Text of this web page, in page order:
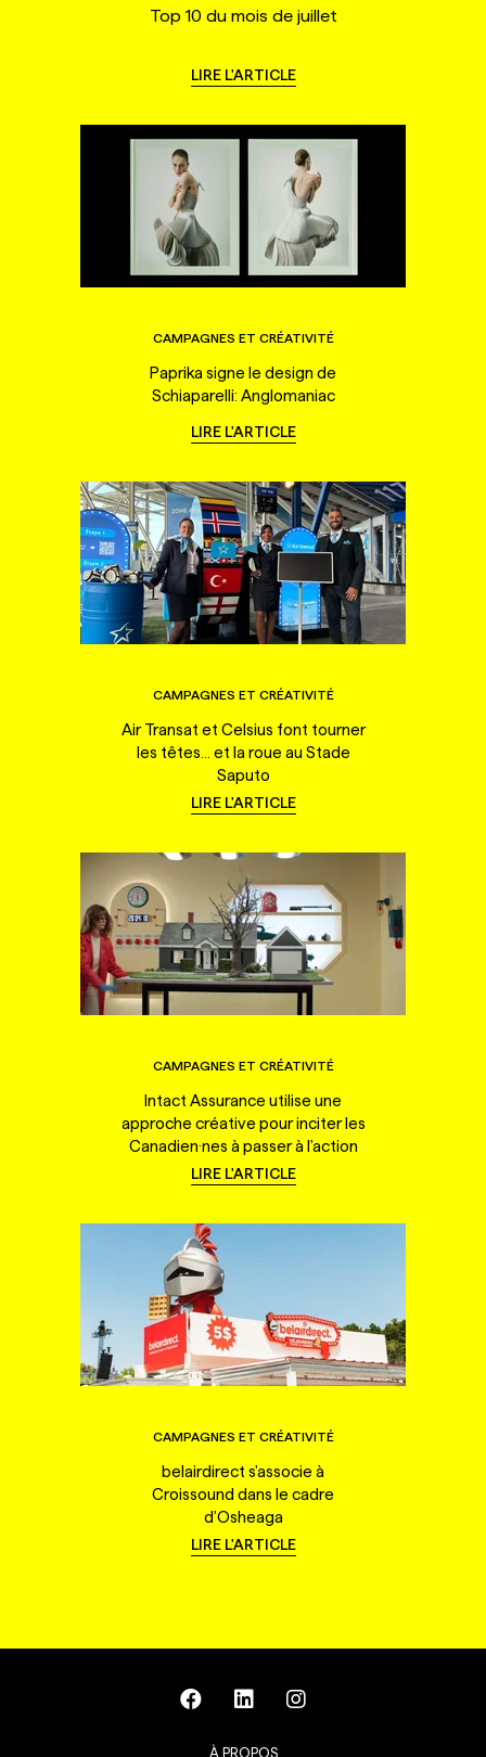
Top 10 du mois de juillet
LIRE L'ARTICLE
CAMPAGNES ET CRÉATIVITÉ
Paprika signe le design de
Schiaparelli: Anglomaniac
LIRE L'ARTICLE
CAMPAGNES ET CRÉATIVITÉ
Air Transat et Celsius font tourner
les têtes... et la roue au Stade
Saputo
LIRE L'ARTICLE
CAMPAGNES ET CRÉATIVITÉ
Intact Assurance utilise une
approche créative pour inciter les
Canadien·nes à passer à l'action
LIRE L'ARTICLE
CAMPAGNES ET CRÉATIVITÉ
belairdirect s'associe à
Croissound dans le cadre
d'Osheaga
LIRE L'ARTICLE
À PROPOS